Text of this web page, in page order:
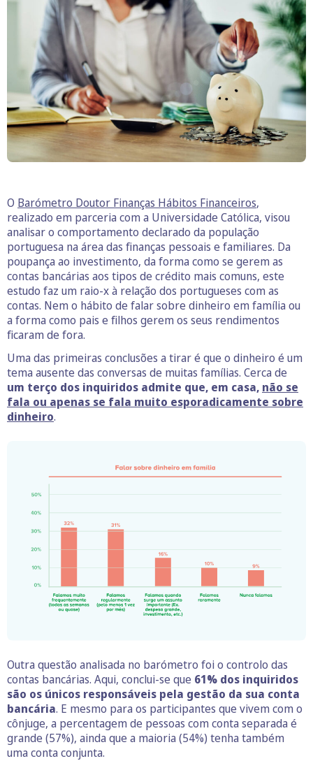
O Barómetro Doutor Finanças Hábitos Financeiros,
realizado em parceria com a Universidade Católica, visou
analisar o comportamento declarado da população
portuguesa na área das finanças pessoais e familiares. Da
poupança ao investimento, da forma como se gerem as
contas bancárias aos tipos de crédito mais comuns, este
estudo faz um raio-x à relação dos portugueses com as
contas. Nem o hábito de falar sobre dinheiro em família ou
a forma como pais e filhos gerem os seus rendimentos
ficaram de fora.
Uma das primeiras conclusões a tirar é que o dinheiro é um
tema ausente das conversas de muitas famílias. Cerca de
um terço dos inquiridos admite que, em casa, não se
fala ou apenas se fala muito esporadicamente sobre
dinheiro.
Outra questão analisada no barómetro foi o controlo das
contas bancárias. Aqui, conclui-se que 61% dos inquiridos
são os únicos responsáveis pela gestão da sua conta
bancária. E mesmo para os participantes que vivem com o
cônjuge, a percentagem de pessoas com conta separada é
grande (57%), ainda que a maioria (54%) tenha também
uma conta conjunta.